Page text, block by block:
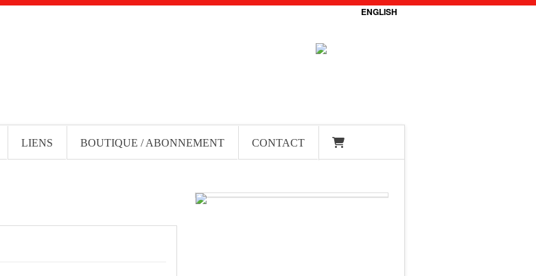
ENGLISH
LIENS BOUTIQUE / ABONNEMENT CONTACT